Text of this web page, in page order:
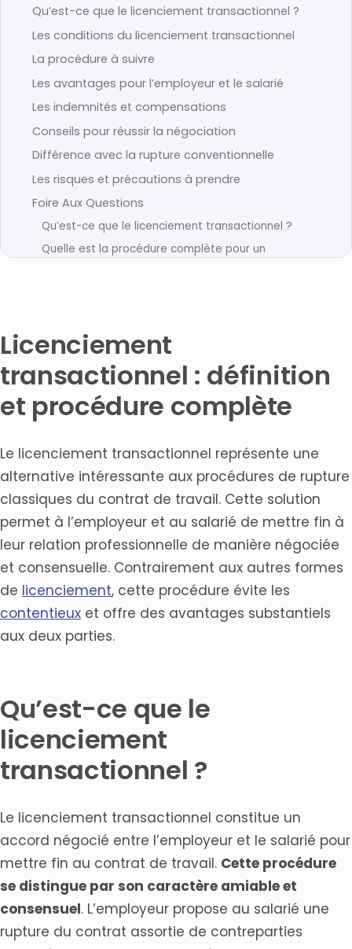
Qu’est-ce que le licenciement transactionnel ?
Les conditions du licenciement transactionnel
La procédure à suivre
Les avantages pour l’employeur et le salarié
Les indemnités et compensations
Conseils pour réussir la négociation
Différence avec la rupture conventionnelle
Les risques et précautions à prendre
Foire Aux Questions
Qu’est-ce que le licenciement transactionnel ?
Quelle est la procédure complète pour un
transactionnel et licenciement conventionnel ?
transactionnel ?
Quand faire appel à un avocat pour un licenciement
transactionnel ?
licenciement transactionnel ?
Articles connexes
Licenciement
transactionnel : définition
et procédure complète
Le licenciement transactionnel représente une
alternative intéressante aux procédures de rupture
classiques du contrat de travail. Cette solution
permet à l’employeur et au salarié de mettre fin à
leur relation professionnelle de manière négociée
et consensuelle. Contrairement aux autres formes
de licenciement, cette procédure évite les
contentieux et offre des avantages substantiels
aux deux parties.
Qu’est-ce que le
licenciement
transactionnel ?
Le licenciement transactionnel constitue un
accord négocié entre l’employeur et le salarié pour
mettre fin au contrat de travail. Cette procédure
se distingue par son caractère amiable et
consensuel. L’employeur propose au salarié une
rupture du contrat assortie de contreparties